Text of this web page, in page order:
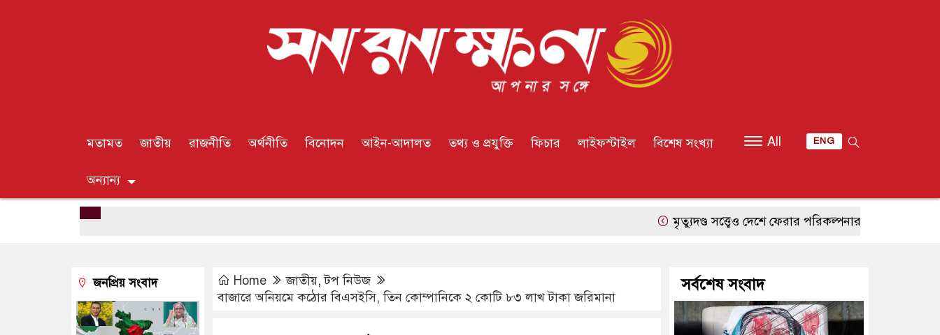
মতামত জাতীয় রাজনীতি অর্থনীতি বিনোদন আইন-আদালত তথ্য ও প্রযুক্তি ফিচার লাইফস্টাইল বিশেষ সংখ্যা
অন্যান্য
All ENG
মৃত্যুদণ্ড সত্ত্বেও দেশে ফেরার পরিকল্পনার ‘জুয়া’ কেন খেলছেন শেখ
Home জাতীয়,টপ নিউজ
বাজারে অনিয়মে কঠোর বিএসইসি, তিন কোম্পানিকে ২ কোটি ৮৩ লাখ টাকা জরিমানা
জনপ্রিয় সংবাদ সর্বশেষ সংবাদ